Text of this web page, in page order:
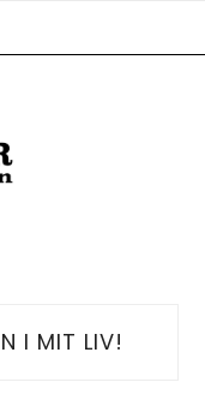
I MIT LIV!